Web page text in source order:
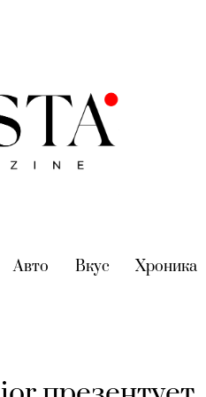
Авто (current)
Вкус (current)
Хроника